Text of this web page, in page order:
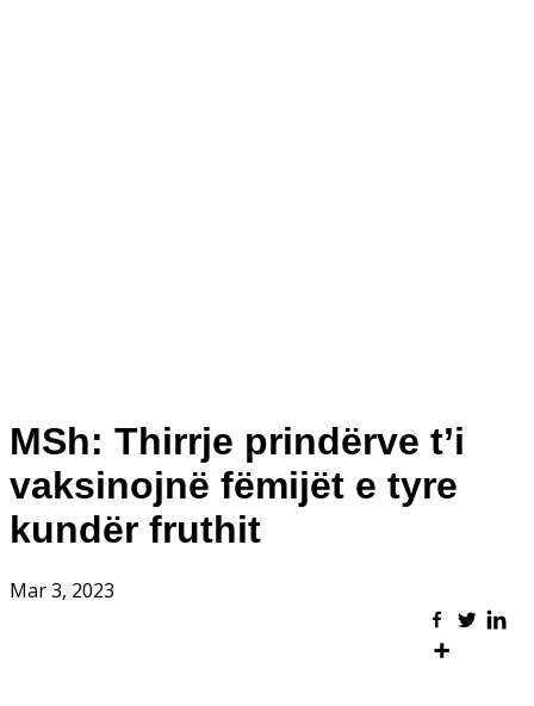
MSh: Thirrje prindërve t’i
vaksinojnë fëmijët e tyre
kundër fruthit
Mar 3, 2023